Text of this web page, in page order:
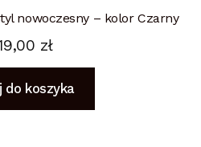
nowoczesny – kolor Czarny
zł
do koszyka